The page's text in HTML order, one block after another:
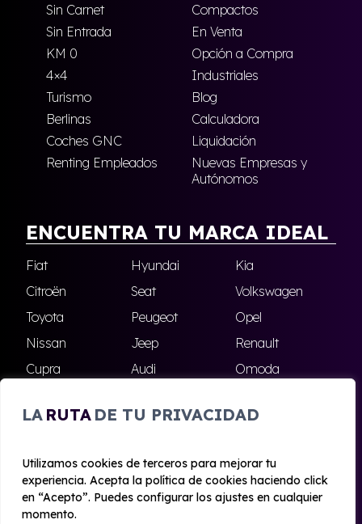
LA RUTA DE TU PRIVACIDAD
Utilizamos cookies de terceros para mejorar tu
experiencia. Acepta la política de cookies haciendo click
en “Acepto”. Puedes configurar los ajustes en cualquier
momento.
Sin Carnet
Compactos
Sin Entrada
En Venta
KM 0
Opción a Compra
4×4
Industriales
Turismo
Blog
Berlinas
Calculadora
Coches GNC
Liquidación
Renting Empleados
Nuevas Empresas y
Autónomos
ENCUENTRA TU MARCA IDEAL
Fiat Hyundai
Kia
Citroën
Seat
Volkswagen
Toyota
Peugeot
Opel
Nissan
Jeep
Renault
Cupra
Audi
Omoda
Skoda
Ford Todas las marcas
© 2020 - 2026 Alhambra Renting
Aviso legal y Privacidad